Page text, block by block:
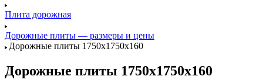
Плита дорожная
Дорожные плиты — размеры и цены
Дорожные плиты 1750х1750х160
Дорожные плиты 1750х1750х160